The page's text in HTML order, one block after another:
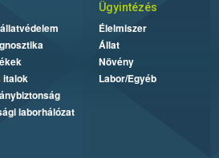
italok
laborhálózat
Ügyintézés
Élelmiszer
Állat
Növény
Labor/Egyéb